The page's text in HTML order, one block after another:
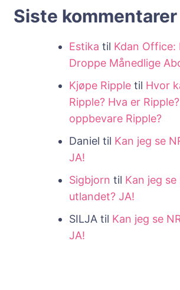
Siste kommentarer
Estika til Kdan Office:
Droppe Månedlige
Kjøpe Ripple til Hvor
Ripple? Hva er
oppbevare Ripple?
Daniel til Kan jeg se
JA!
Sigbjorn til Kan jeg se
utlandet? JA!
SILJA til Kan jeg se
JA!